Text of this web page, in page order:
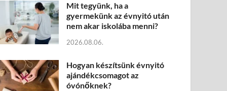
Mit tegyünk, ha a
gyermekünk az évnyitó után
nem akar iskolába menni?
2026.08.06.
Hogyan készítsünk évnyitó
ajándékcsomagot az
óvónőknek?